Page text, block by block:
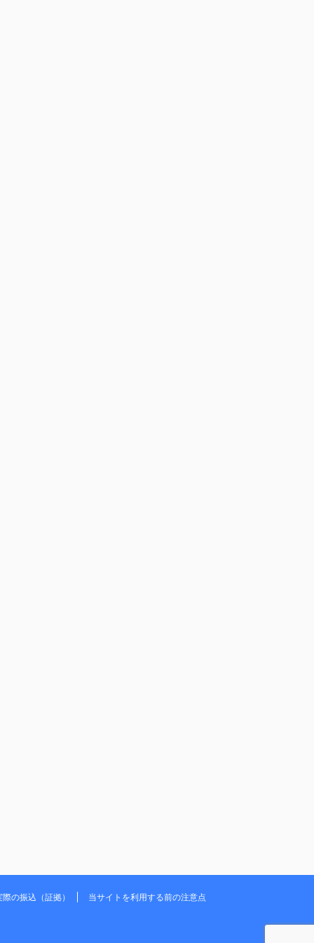
際の振込（証拠） 当サイトを利用する前の注意点